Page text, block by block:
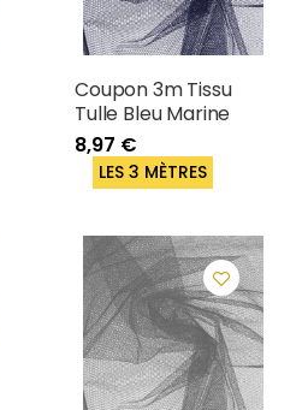
Coupon 3m Tissu
Tulle Bleu Marine
8,97 €
LES 3 MÈTRES